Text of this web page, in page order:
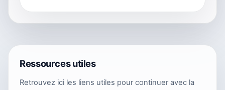
Ressources utiles
Retrouvez ici les liens utiles pour continuer avec la